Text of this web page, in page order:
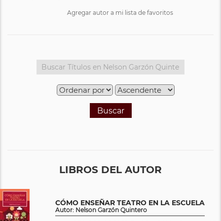
Agregar autor a mi lista de favoritos
Buscar
LIBROS DEL AUTOR
CÓMO ENSEÑAR TEATRO EN LA ESCUELA
Autor: Nelson Garzón Quintero